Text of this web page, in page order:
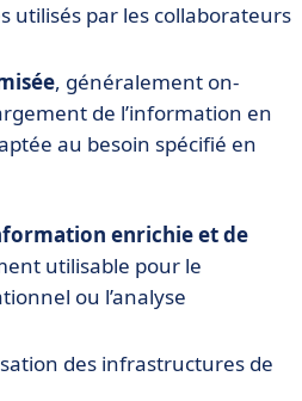
utilisés par les collaborateurs
, généralement on-
de l’information en
au besoin spécifié en
enrichie et de
utilisable pour le
ou l’analyse
des infrastructures de